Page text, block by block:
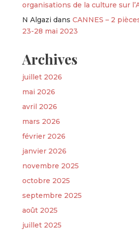
organisations de la culture sur
N Algazi dans CANNES – 2
23-28 mai 2023
Archives
juillet 2026
mai 2026
avril 2026
mars 2026
février 2026
janvier 2026
novembre 2025
octobre 2025
septembre 2025
août 2025
juillet 2025